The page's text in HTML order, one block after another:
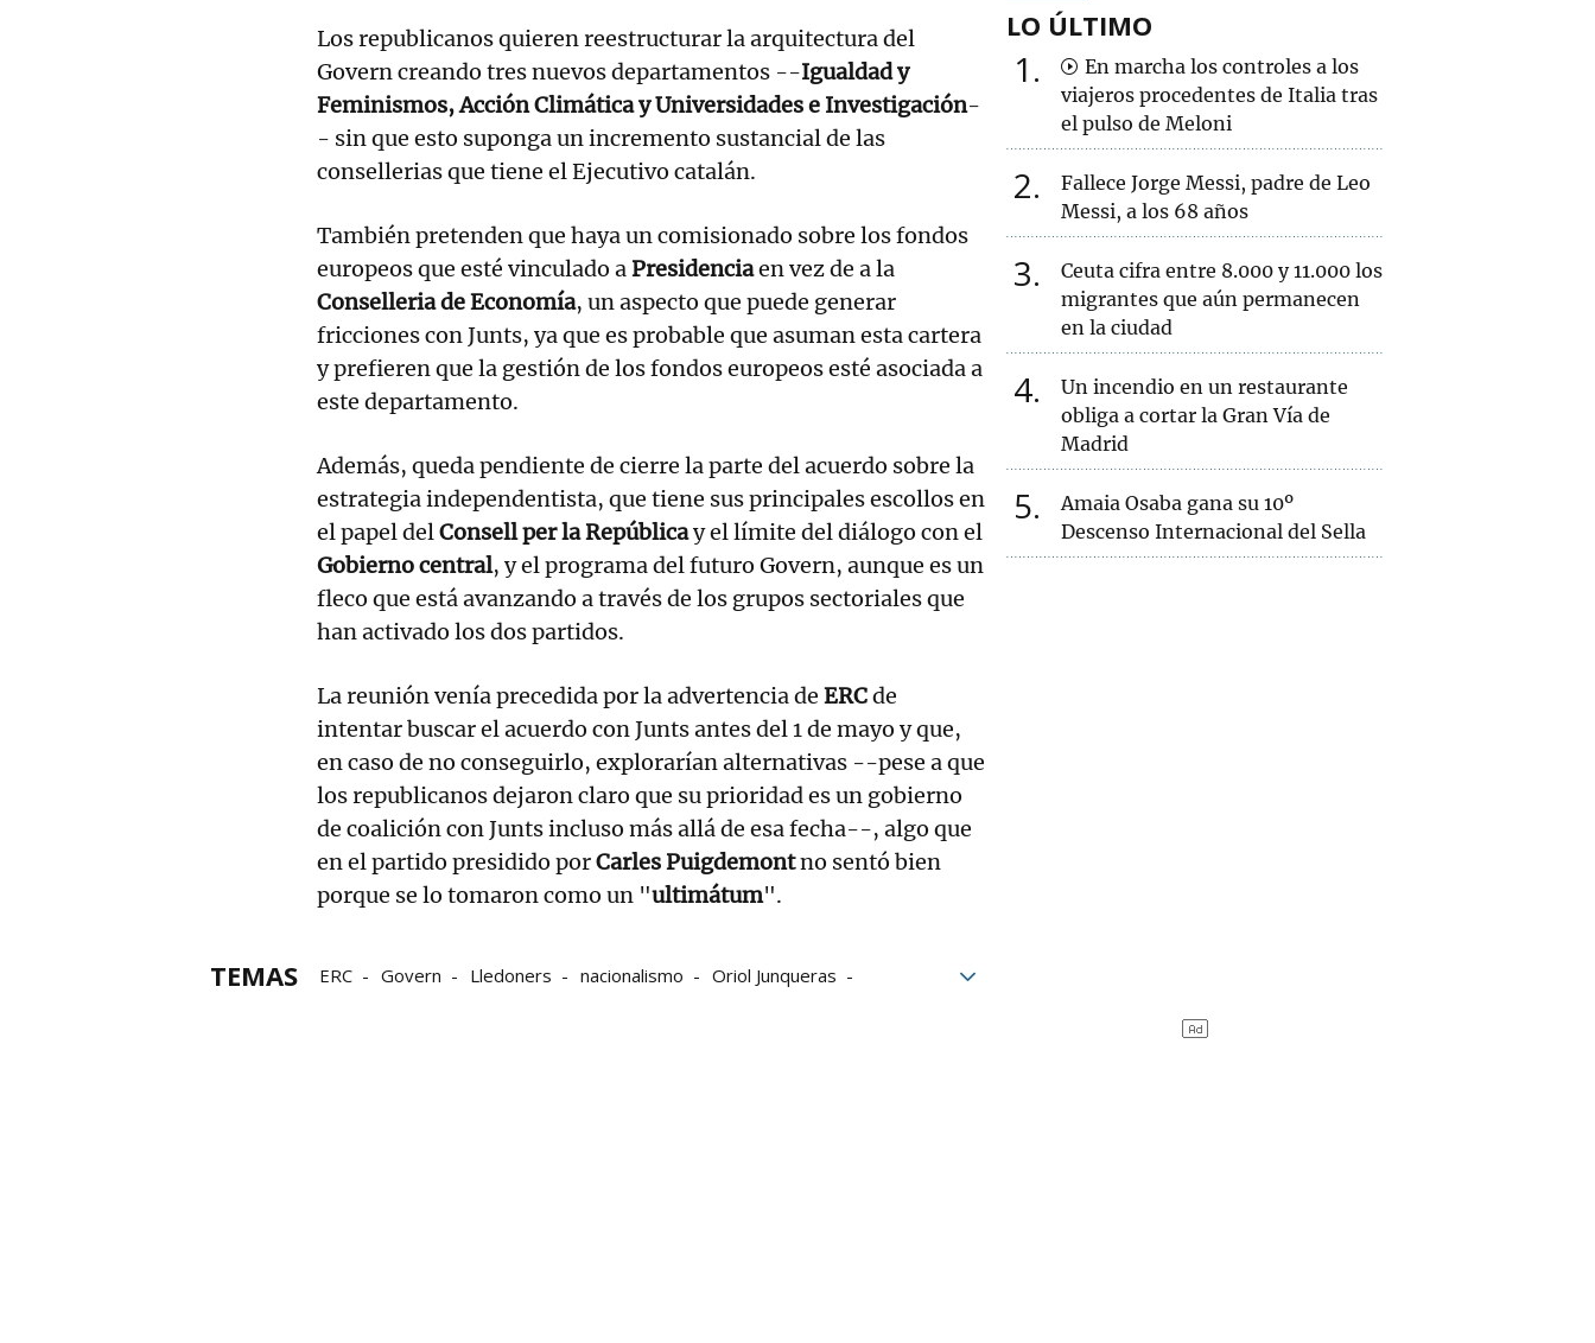
Los republicanos quieren reestructurar la arquitectura del
Govern creando tres nuevos departamentos --Igualdad y
Feminismos, Acción Climática y Universidades e Investigación-
- sin que esto suponga un incremento sustancial de las
consellerias que tiene el Ejecutivo catalán.
También pretenden que haya un comisionado sobre los fondos
europeos que esté vinculado aPresidenciaen vez de a la
Conselleriade Economía, un aspecto que puede generar
fricciones con Junts, ya que es probable que asuman esta cartera
y prefieren que la gestión de los fondos europeos esté asociada a
este departamento.
Además, queda pendiente de cierre la parte del acuerdo sobre la
estrategia independentista, que tiene sus principales escollos en
el papel delConsellperlaRepúblicay el límite del diálogo con el
Gobiernocentral, y el programa del futuro Govern, aunque es un
fleco que está avanzando a través de los grupos sectoriales que
han activado los dos partidos.
La reunión venía precedida por la advertencia de ERCde
intentar buscar el acuerdo con Junts antes del 1 de mayo y que,
en caso de no conseguirlo, explorarían alternativas --pese a que
los republicanos dejaron claro que su prioridad es un gobierno
de coalición con Junts incluso más allá de esa fecha--, algo que
en el partido presidido porCarlesPuigdemontno sentó bien
porque se lo tomaron como un "ultimátum".
TEMAS ERC Govern Lledoners nacionalismo
Oriol Junqueras
LO ÚLTIMO
1
En marcha los controles a los
viajeros procedentes de Italia tras
el pulso de Meloni
2
Fallece Jorge Messi, padre de Leo
Messi, a los 68 años
3
Ceuta cifra entre 8.000 y 11.000 los
migrantes que aún permanecen
en la ciudad
4
Un incendio en un restaurante
obliga a cortar la Gran Vía de
Madrid
5
Amaia Osaba gana su 10º
Descenso Internacional del Sella